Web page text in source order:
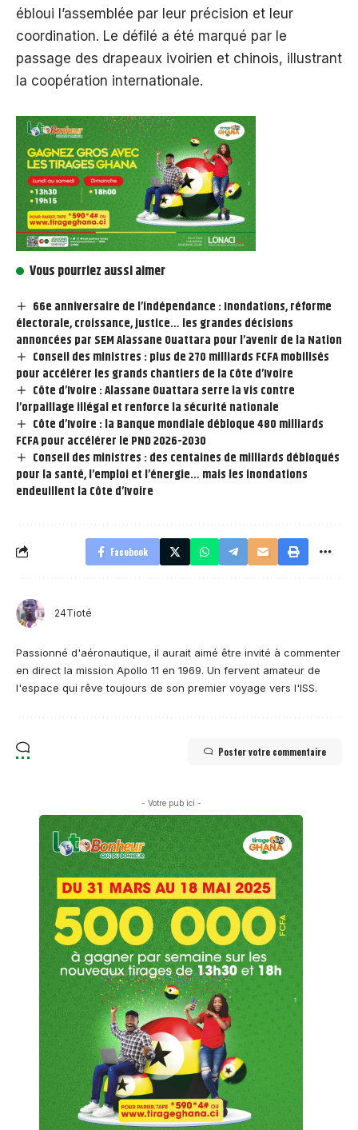
ébloui l’assemblée par leur précision et leur
coordination. Le défilé a été marqué par le
passage des drapeaux ivoirien et chinois, illustrant
la coopération internationale.
Vous pourriez aussi aimer
66e anniversaire de l’indépendance : Inondations, réforme
électorale, croissance, justice… les grandes décisions
annoncées par SEM Alassane Ouattara pour l’avenir de la Nation
Conseil des ministres : plus de 270 milliards FCFA mobilisés
pour accélérer les grands chantiers de la Côte d’Ivoire
Côte d’Ivoire : Alassane Ouattara serre la vis contre
l’orpaillage illégal et renforce la sécurité nationale
Côte d’Ivoire : la Banque mondiale débloque 480 milliards
FCFA pour accélérer le PND 2026-2030
Conseil des ministres : des centaines de milliards débloqués
pour la santé, l’emploi et l’énergie… mais les inondations
endeuillent la Côte d’Ivoire
Facebook
24Tioté
Passionné d'aéronautique, il aurait aimé être invité à commenter
en direct la mission Apollo 11 en 1969. Un fervent amateur de
l'espace qui rêve toujours de son premier voyage vers l'ISS.
Poster votre commentaire
- Votre pub ici -